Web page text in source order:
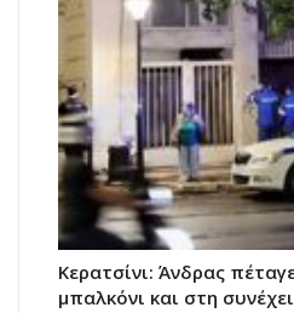
Κερατσίνι: Άνδρας
μπαλκόνι και στη